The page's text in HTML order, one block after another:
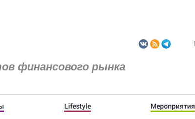
финансового рынка
Lifestyle Мероприятия